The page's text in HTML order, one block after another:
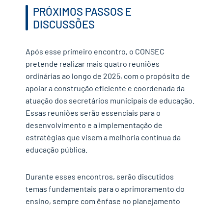
PRÓXIMOS PASSOS E
DISCUSSÕES
Após esse primeiro encontro, o CONSEC
pretende realizar mais quatro reuniões
ordinárias ao longo de 2025, com o propósito de
apoiar a construção eficiente e coordenada da
atuação dos secretários municipais de educação.
Essas reuniões serão essenciais para o
desenvolvimento e a implementação de
estratégias que visem a melhoria contínua da
educação pública.
Durante esses encontros, serão discutidos
temas fundamentais para o aprimoramento do
ensino, sempre com ênfase no planejamento